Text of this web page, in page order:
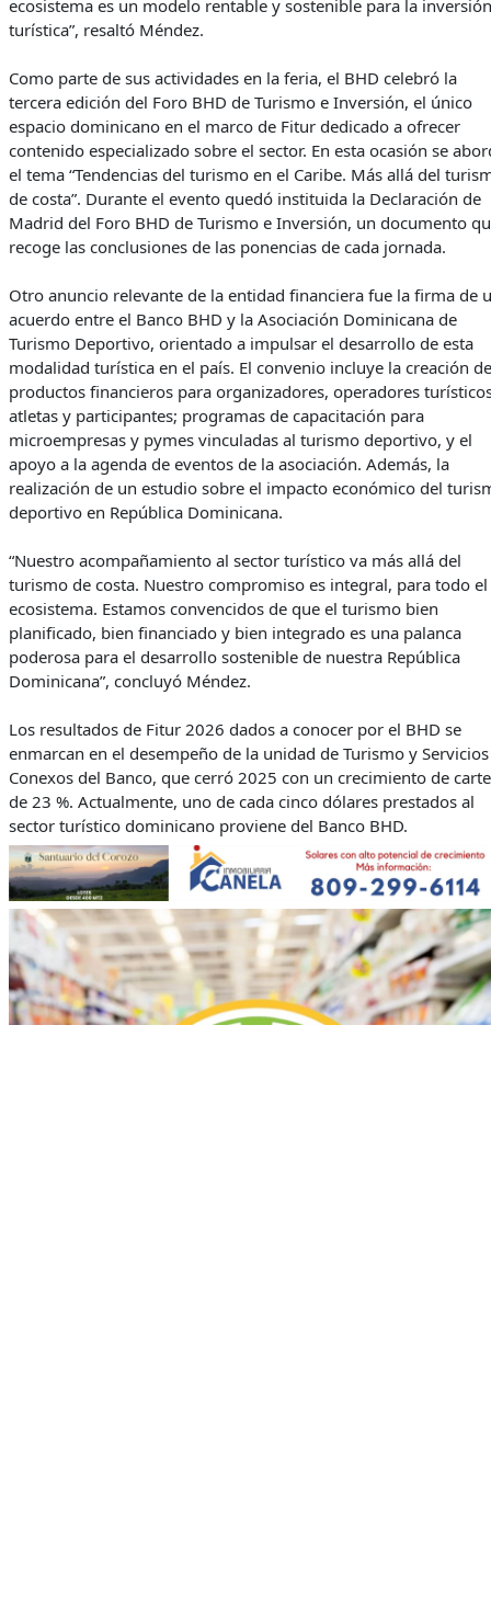
ecosistema es un modelo rentable y sostenible para la inversión
turística”, resaltó Méndez.
Como parte de sus actividades en la feria, el BHD celebró la
tercera edición del Foro BHD de Turismo e Inversión, el único
espacio dominicano en el marco de Fitur dedicado a ofrecer
contenido especializado sobre el sector. En esta ocasión se
el tema “Tendencias del turismo en el Caribe. Más allá del
de costa”. Durante el evento quedó instituida la Declaración de
Madrid del Foro BHD de Turismo e Inversión, un documento
recoge las conclusiones de las ponencias de cada jornada.
Otro anuncio relevante de la entidad financiera fue la firma de
acuerdo entre el Banco BHD y la Asociación Dominicana de
Turismo Deportivo, orientado a impulsar el desarrollo de esta
modalidad turística en el país. El convenio incluye la creación de
productos financieros para organizadores, operadores
atletas y participantes; programas de capacitación para
microempresas y pymes vinculadas al turismo deportivo, y el
apoyo a la agenda de eventos de la asociación. Además, la
realización de un estudio sobre el impacto económico del
deportivo en República Dominicana.
“Nuestro acompañamiento al sector turístico va más allá del
turismo de costa. Nuestro compromiso es integral, para todo el
ecosistema. Estamos convencidos de que el turismo bien
planificado, bien financiado y bien integrado es una palanca
poderosa para el desarrollo sostenible de nuestra República
Dominicana”, concluyó Méndez.
Los resultados de Fitur 2026 dados a conocer por el BHD se
enmarcan en el desempeño de la unidad de Turismo y Servicios
Conexos del Banco, que cerró 2025 con un crecimiento de
de 23 %. Actualmente, uno de cada cinco dólares prestados al
sector turístico dominicano proviene del Banco BHD.